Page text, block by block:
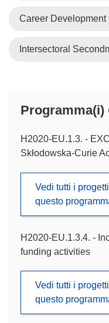
Career
Intersectoral
Programma(i)
H2020-EU.1.3. -
Skłodowska-Curie
Vedi tutti i
questo
H2020-EU.1.3.4. -
funding activities
Vedi tutti i
questo